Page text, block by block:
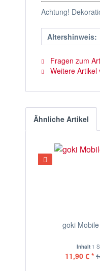
Achtung!
Altershinweis:
Fragen zum
Weitere Artikel
Ähnliche Artikel
goki
Inhalt 1
11,90 € *